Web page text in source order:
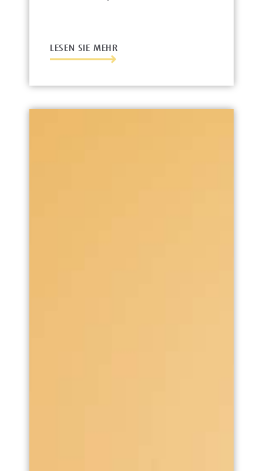
LESEN SIE MEHR